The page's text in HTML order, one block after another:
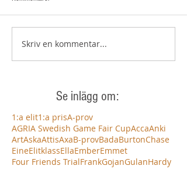
Skriv en kommentar...
Se inlägg om:
1:a elit1:a prisA-prov
AGRIA Swedish Game Fair CupAccaAnki
ArtAskaAttisAxaB-provBadaBurtonChase
EineElitklassEllaEmberEmmet
Four Friends TrialFrankGojanGulanHardy